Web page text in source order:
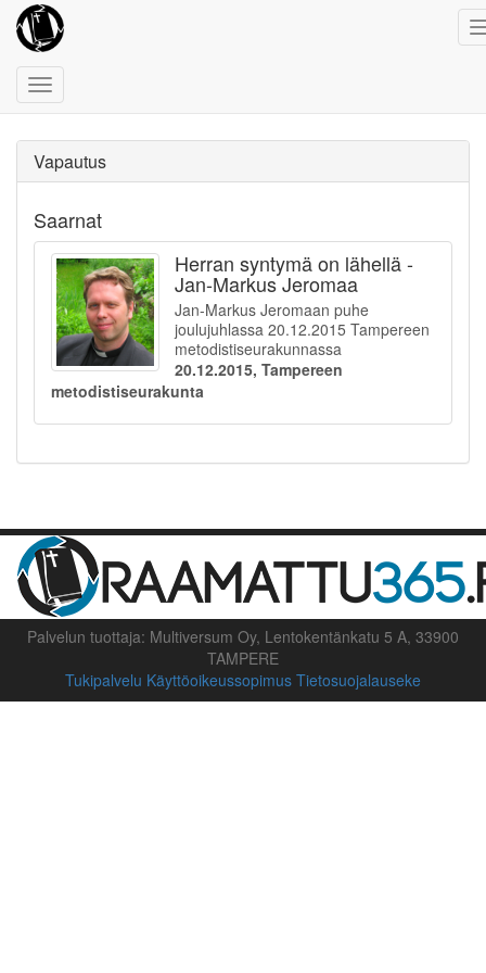
Toggle
navigation
Vapautus
Saarnat
Herran syntymä on lähellä -
Jan-Markus Jeromaa
Jan-Markus Jeromaan puhe
joulujuhlassa 20.12.2015 Tampereen
metodistiseurakunnassa
20.12.2015, Tampereen
metodistiseurakunta
Palvelun tuottaja: Multiversum Oy, Lentokentänkatu 5 A, 33900
TAMPERE
Tukipalvelu Käyttöoikeussopimus Tietosuojalauseke